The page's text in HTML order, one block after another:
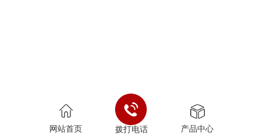
网站首页 拨打电话 产品中心